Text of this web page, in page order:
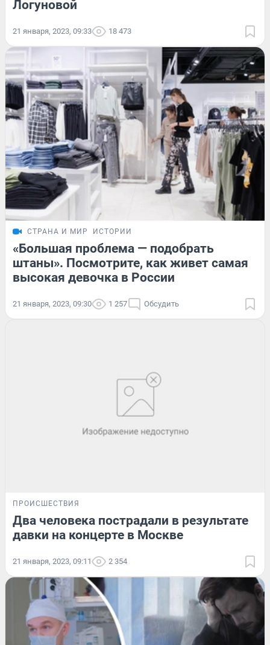
Логуновой
21 января, 2023, 09:33 18 473
СТРАНА И МИР ИСТОРИИ
«Большая проблема — подобрать
штаны». Посмотрите, как живет самая
высокая девочка в России
21 января, 2023, 09:30 1 257 Обсудить
ПРОИСШЕСТВИЯ
Два человека пострадали в результате
давки на концерте в Москве
21 января, 2023, 09:11 2 354